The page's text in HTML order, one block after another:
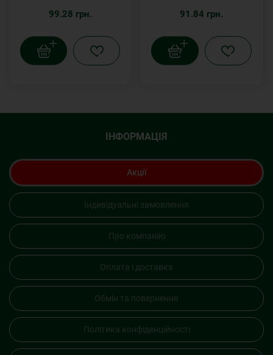
99.28 грн. 91.84 грн.
ІНФОРМАЦІЯ
Акції
Індивідуальні замовлення
Про компанію
Оплата і доставка
Обмін та повернення
Політика конфіденційності